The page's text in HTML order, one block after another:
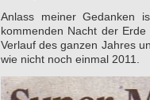
Anlass meiner Gedanken
kommenden Nacht der
Verlauf des ganzen Jahres
wie nicht noch einmal 2011.